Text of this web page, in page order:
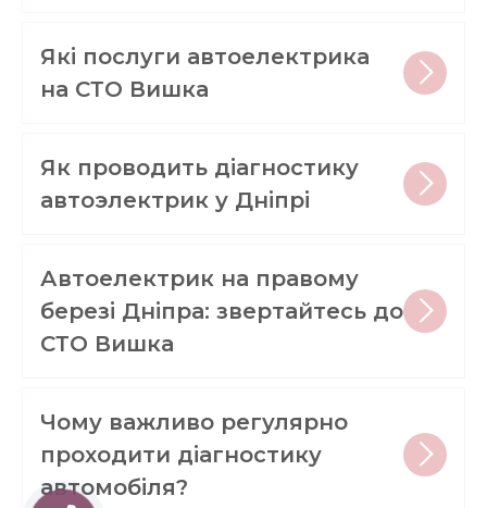
Які послуги автоелектрика
на СТО Вишка
Як проводить діагностику
автоэлектрик у Дніпрі
Автоелектрик на правому
березі Дніпра: звертайтесь до
СТО Вишка
Чому важливо регулярно
проходити діагностику
автомобіля?